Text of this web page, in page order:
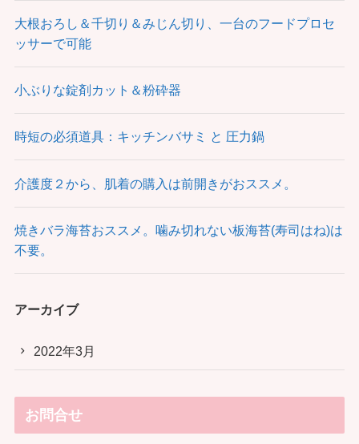
大根おろし＆千切り＆みじん切り、一台のフードプロセ
ッサーで可能
小ぶりな錠剤カット＆粉砕器
時短の必須道具：キッチンバサミ と 圧力鍋
介護度２から、肌着の購入は前開きがおススメ。
焼きバラ海苔おススメ。噛み切れない板海苔(寿司はね)は
不要。
アーカイブ
2022年3月
お問合せ